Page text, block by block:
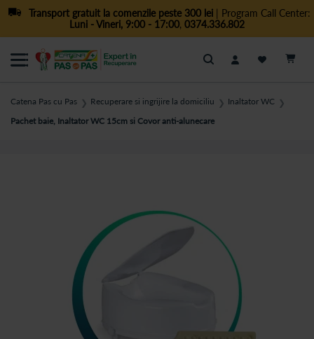
Transport gratuit la comenzile peste 300 lei| Program Call Center:
Luni - Vineri, 9:00 - 17:00, 0374.336.802
Cautare
Catena Pas cu Pas ❯ Recuperare si ingrijire la domiciliu ❯ Inaltator WC ❯
Pachet baie, Inaltator WC 15cm si Covor anti-alunecare